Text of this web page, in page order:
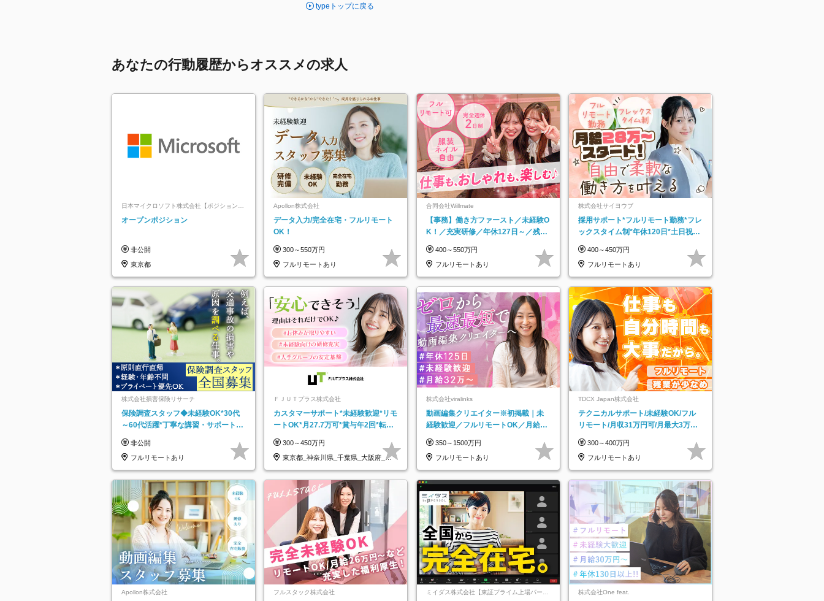
typeトップに戻る
あなたの行動履歴からオススメの求人
日本マイクロソフト株式会社【ポジションマ
ッチ登録】
オープンポジション
非公開
東京都
Apollon株式会社
データ入力/完全在宅・フルリモート
OK！
300～550万円
フルリモートあり
合同会社Willmate
【事務】働き方ファースト／未経験O
K！／充実研修／年休127日～／残業
400～550万円
フルリモートあり
株式会社サイヨウブ
採用サポート*フルリモート勤務*フレ
ックスタイム制*年休120日*土日祝休
400～450万円
フルリモートあり
株式会社損害保険リサーチ
保険調査スタッフ◆未経験OK*30代
～60代活躍*丁寧な講習・サポートあ
託
非公開
フルリモートあり
ＦＪＵＴプラス株式会社
カスタマーサポート*未経験歓迎*リモ
ートOK*月27.7万可*賞与年2回*転勤
300～450万円
東京都_神奈川県_千葉県_大阪府_愛
知県…
株式会社viralinks
動画編集クリエイター※初掲載｜未
経験歓迎／フルリモートOK／月給32
350～1500万円
フルリモートあり
TDCX Japan株式会社
テクニカルサポート/未経験OK/フル
リモート/月収31万円可/月最大3万の
300～400万円
フルリモートあり
Apollon株式会社 フルスタック株式会社
ミイダス株式会社【東証プライム上場パーソ
株式会社One feat.